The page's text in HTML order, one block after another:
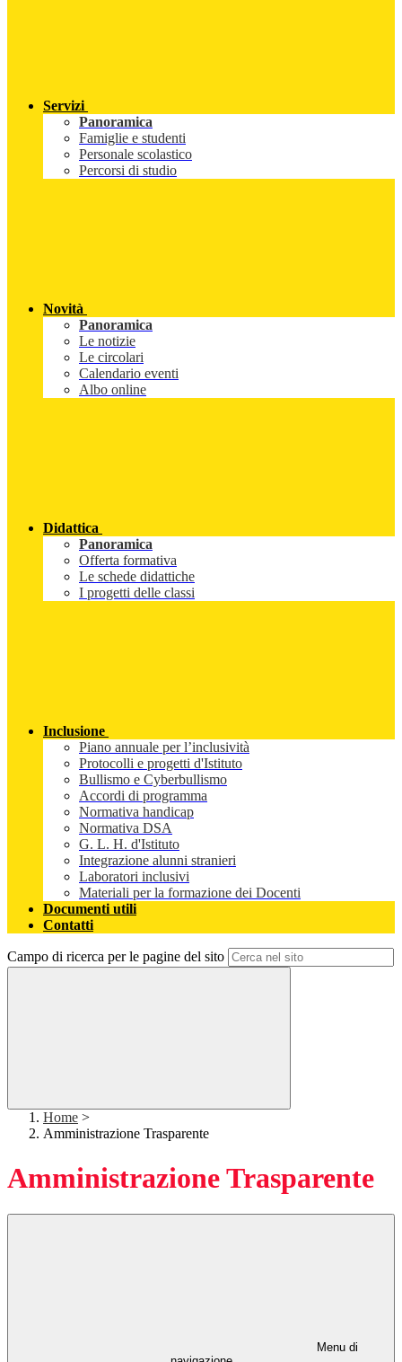
Servizi
Panoramica
Famiglie e studenti
Personale scolastico
Percorsi di studio
Novità
Panoramica
Le notizie
Le circolari
Calendario eventi
Albo online
Didattica
Panoramica
Offerta formativa
Le schede didattiche
I progetti delle classi
Inclusione
Piano annuale per l’inclusività
Protocolli e progetti d'Istituto
Bullismo e Cyberbullismo
Accordi di programma
Normativa handicap
Normativa DSA
G. L. H. d'Istituto
Integrazione alunni stranieri
Laboratori inclusivi
Materiali per la formazione dei Docenti
Documenti utili
Contatti
Campo di ricerca per le pagine del sito
Home >
Amministrazione Trasparente
Amministrazione Trasparente
Menu di